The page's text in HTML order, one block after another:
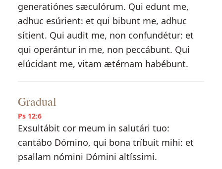
generatiónes sæculórum. Qui edunt me,
adhuc esúrient: et qui bibunt me, adhuc
sítient. Qui audit me, non confundétur: et
qui operántur in me, non peccábunt. Qui
elúcidant me, vitam ætérnam habébunt.
Gradual
Ps 12:6
Exsultábit cor meum in salutári tuo:
cantábo Dómino, qui bona tríbuit mihi: et
psallam nómini Dómini altíssimi.